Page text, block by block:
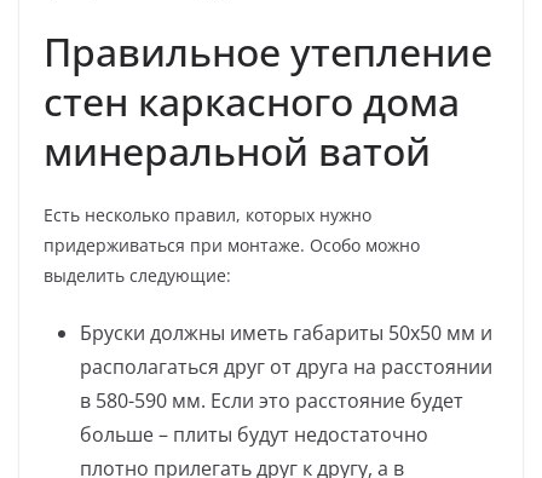
Правильное утепление
стен каркасного дома
минеральной ватой
Есть несколько правил, которых нужно
придерживаться при монтаже. Особо можно
выделить следующие:
Бруски должны иметь габариты 50х50 мм и
располагаться друг от друга на расстоянии
в 580-590 мм. Если это расстояние будет
больше – плиты будут недостаточно
плотно прилегать друг к другу, а в